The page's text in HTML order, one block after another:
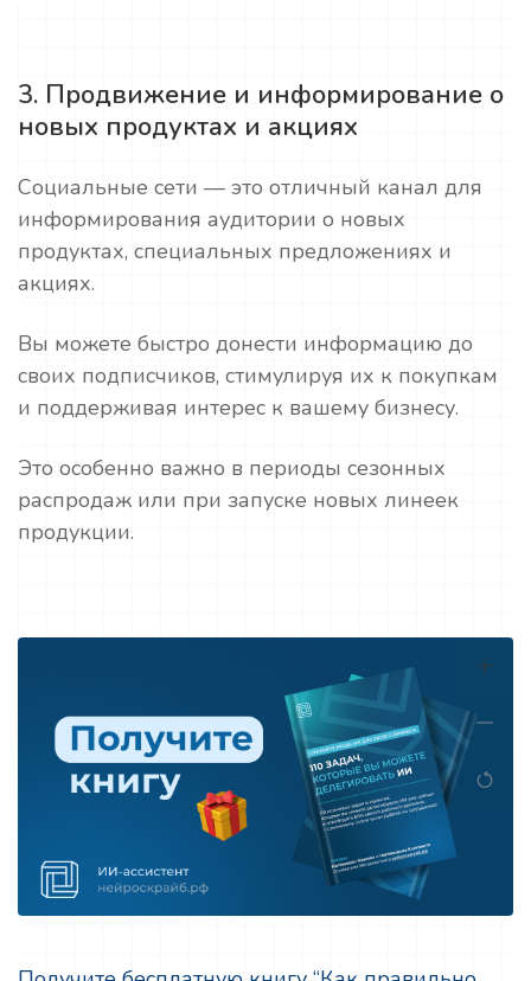
3. Продвижение и информирование о
новых продуктах и акциях
Социальные сети — это отличный канал для
информирования аудитории о новых
продуктах, специальных предложениях и
акциях.
Вы можете быстро донести информацию до
своих подписчиков, стимулируя их к покупкам
и поддерживая интерес к вашему бизнесу.
Это особенно важно в периоды сезонных
распродаж или при запуске новых линеек
продукции.